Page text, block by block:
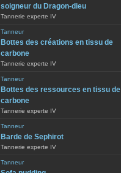
soigneur du Dragon-dieu
Tannerie experte IV
Tanneur
Bottes des créations en tissu de
carbone
Tannerie experte IV
Tanneur
Bottes des ressources en tissu de
carbone
Tannerie experte IV
Tanneur
Barde de Sephirot
Tannerie experte IV
Tanneur